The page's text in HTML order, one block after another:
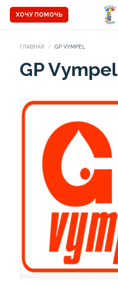
ХОЧУ ПОМОЧЬ
ГЛАВНАЯ GP VYMPEL
GP Vympel